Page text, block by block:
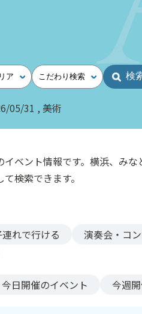
ア こだわり検索
05/31 美術
ベント情報です。横浜、み
検索できます。
連れで行ける 演奏会・コ
今日開催のイベント 今週